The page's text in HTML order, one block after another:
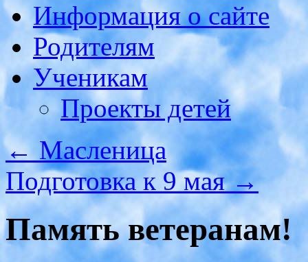
Информация о сайте
Родителям
Ученикам
Проекты детей
←Масленица
Подготовка к 9 мая →
Память ветеранам!